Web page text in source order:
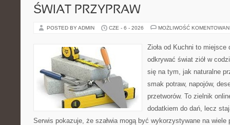
ŚWIAT PRZYPRAW
POSTED BY ADMIN CZE - 6 - 2026 MOŻLIWOŚĆ
Zioła od Kuchni to
odkrywać świat ziół w
się na tym, jak naturalne
smak potraw, napojów,
przetworów. To zielnik
dodatkiem do dań, lecz
Serwis pokazuje, że szałwia mogą być wykorzystywane na wiele